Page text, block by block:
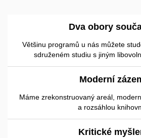
Dva obory
Většinu programů u nás můžete
sdruženém studiu s jiným
Moderní
Máme zrekonstruovaný areál,
a rozsáhlou
Kritické